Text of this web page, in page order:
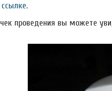
ссылке.
проведения вы можете